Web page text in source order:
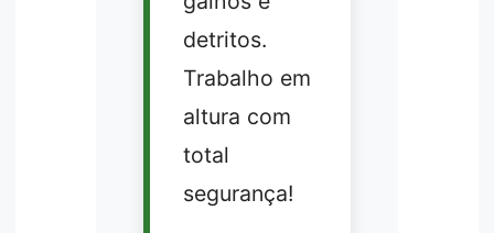
detritos.
Trabalho em
altura com
total
segurança!